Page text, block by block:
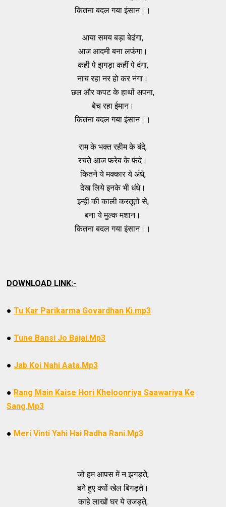
कितना बदल गया इंसान।।
आया समय बड़ा बेढंगा,
आज आदमी बना लफंगा।
कही पे झगड़ा कहीं पे दंगा,
नाच रहा नर हो कर नंगा।
छल और कपट के हाथों अपना,
बेच रहा ईमान।
कितना बदल गया इंसान।।
राम के भक्त रहीम के बंदे,
रचते आज फरेब के फंदे।
कितने ये मक्कार ये अंधे,
देख लिये इनके भी धंधे।
इन्हीं की काली करतूतो से,
बना ये मुल्क मशान।
कितना बदल गया इंसान।।
DOWNLOAD LINK:-
●Tu Kar Parikarma Govardhan Ki.mp3
●Tune Bansi Jo Bajai.Mp3
● Jab Koi Nahi Aata.Mp3
● Rang Main Kaise Hori Kheloonriya Saawariya Ke
Sang.Mp3
● Meri Vinti Yahi Hai Radha Rani.Mp3
जो हम आपस में न झगड़ते,
बने हुए क्यों खेल बिगड़ते।
काहे लाखों घर ये उजड़ते,